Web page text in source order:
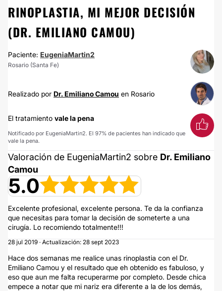
RINOPLASTIA, MI MEJOR DECISIÓN
(DR. EMILIANO CAMOU)
Paciente: EugeniaMartin2
Rosario (Santa Fe)
Realizado por Dr. Emiliano Camou en Rosario
El tratamiento vale la pena
Notificado por EugeniaMartin2. El 97% de pacientes han indicado que
vale la pena.
Valoración de EugeniaMartin2 sobre Dr. Emiliano
Camou
5.0
Excelente profesional, excelente persona. Te da la confianza
que necesitas para tomar la decisión de someterte a una
cirugía. Lo recomiendo totalmente!!!
28 jul 2019 · Actualización: 28 sept 2023
Hace dos semanas me realice unas rinoplastia con el Dr.
Emiliano Camou y el resultado que eh obtenido es fabuloso, y
eso que aun me falta recuperarme por completo. Desde chica
empece a notar que mi nariz era diferente a la de los demás,